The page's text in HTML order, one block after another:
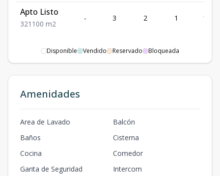
Apto Listo
321 100 m2
- 3 2 1 100
Disponible Vendido Reservado Bloqueada
Amenidades
Area de Lavado
Balcón
Baños
Cisterna
Cocina
Comedor
Garita de Seguridad
Intercom